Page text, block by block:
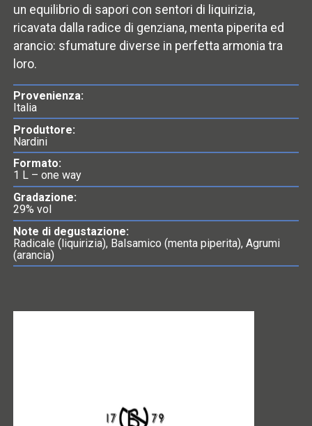
un equilibrio di sapori con sentori di liquirizia,
ricavata dalla radice di genziana, menta piperita ed
arancio: sfumature diverse in perfetta armonia tra
loro.
Provenienza:
Italia
Produttore:
Nardini
Formato:
1 L – one way
Gradazione:
29% vol
Note di degustazione:
Radicale (liquirizia), Balsamico (menta piperita), Agrumi
(arancia)